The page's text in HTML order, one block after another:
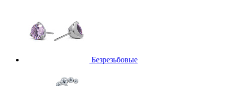
Безрезьбовые